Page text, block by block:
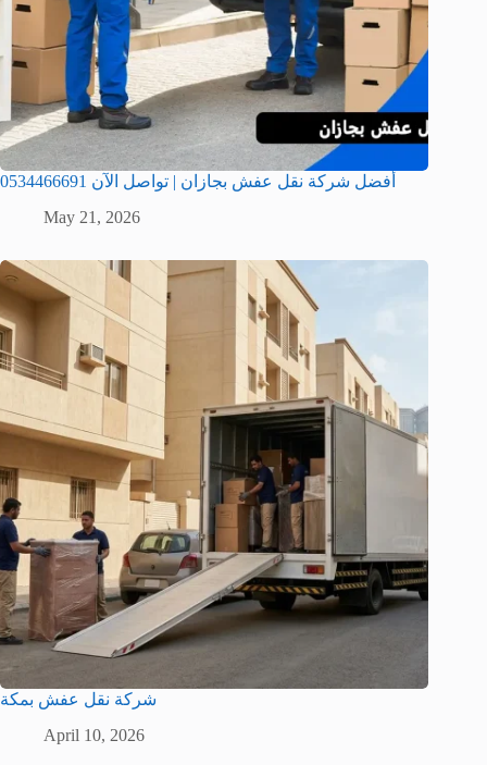
أفضل شركة نقل عفش بجازان | تواصل الآن 0534466691
May 21, 2026
شركة نقل عفش بمكة
April 10, 2026